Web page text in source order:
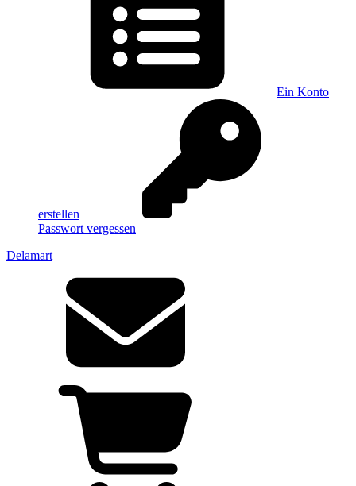
Ein Konto
erstellen
Passwort vergessen
Delamart